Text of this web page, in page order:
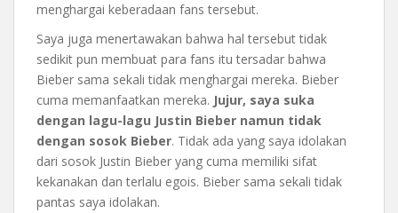
menghargai keberadaan fans tersebut.
Saya juga menertawakan bahwa hal tersebut tidak
sedikit pun membuat para fans itu tersadar bahwa
Bieber sama sekali tidak menghargai mereka. Bieber
cuma memanfaatkan mereka. Jujur, saya suka
dengan lagu-lagu Justin Bieber namun tidak
dengan sosok Bieber. Tidak ada yang saya idolakan
dari sosok Justin Bieber yang cuma memiliki sifat
kekanakan dan terlalu egois. Bieber sama sekali tidak
pantas saya idolakan.